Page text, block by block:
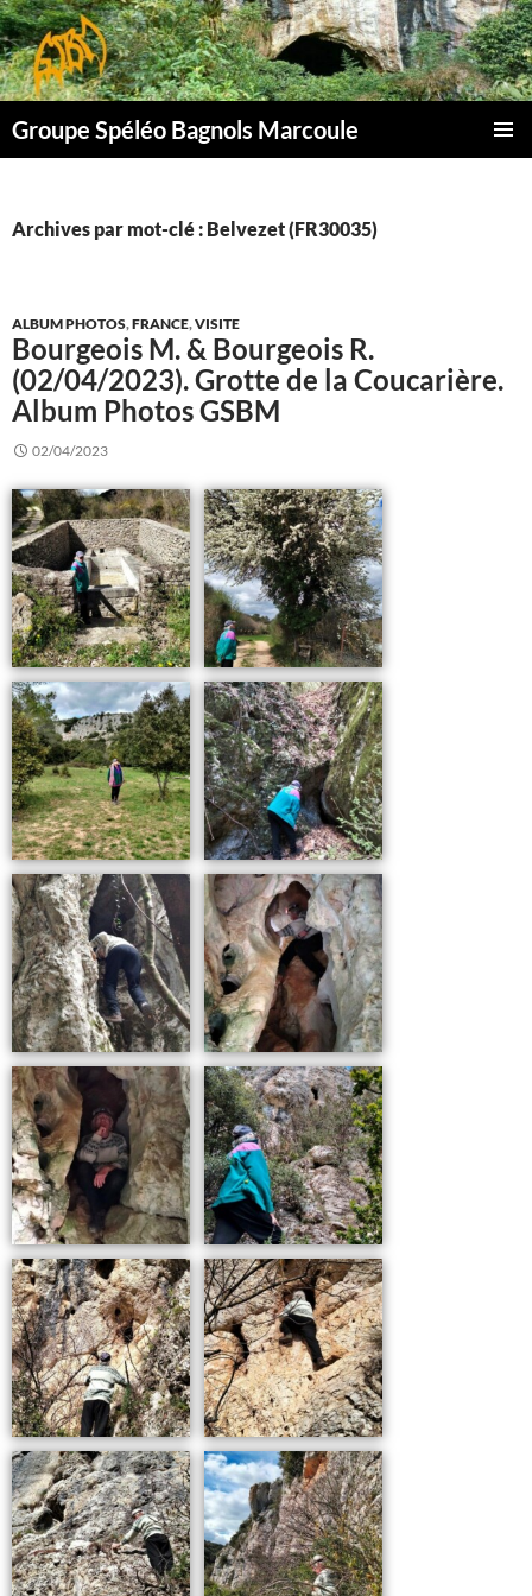
Aller
au
contenu
Groupe Spéléo Bagnols Marcoule
Archives par mot-clé : Belvezet (FR30035)
ALBUM PHOTOS,FRANCE,VISITE
Bourgeois M. & Bourgeois R.
(02/04/2023). Grotte de la Coucarière.
Album Photos GSBM
02/04/2023